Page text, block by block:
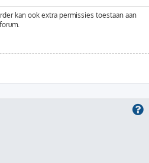
kan ook extra permissies toestaan aan